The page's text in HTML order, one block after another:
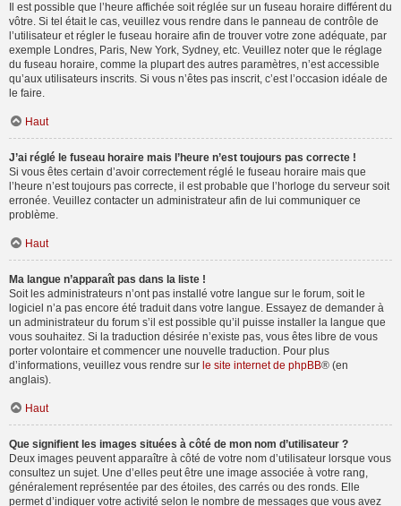
Il est possible que l’heure affichée soit réglée sur un fuseau horaire différent du
vôtre. Si tel était le cas, veuillez vous rendre dans le panneau de contrôle de
l’utilisateur et régler le fuseau horaire afin de trouver votre zone adéquate, par
exemple Londres, Paris, New York, Sydney, etc. Veuillez noter que le réglage
du fuseau horaire, comme la plupart des autres paramètres, n’est accessible
qu’aux utilisateurs inscrits. Si vous n’êtes pas inscrit, c’est l’occasion idéale de
le faire.
Haut
J’ai réglé le fuseau horaire mais l’heure n’est toujours pas correcte !
Si vous êtes certain d’avoir correctement réglé le fuseau horaire mais que
l’heure n’est toujours pas correcte, il est probable que l’horloge du serveur soit
erronée. Veuillez contacter un administrateur afin de lui communiquer ce
problème.
Haut
Ma langue n’apparaît pas dans la liste !
Soit les administrateurs n’ont pas installé votre langue sur le forum, soit le
logiciel n’a pas encore été traduit dans votre langue. Essayez de demander à
un administrateur du forum s’il est possible qu’il puisse installer la langue que
vous souhaitez. Si la traduction désirée n’existe pas, vous êtes libre de vous
porter volontaire et commencer une nouvelle traduction. Pour plus
d’informations, veuillez vous rendre sur le site internet de phpBB® (en
anglais).
Haut
Que signifient les images situées à côté de mon nom d’utilisateur ?
Deux images peuvent apparaître à côté de votre nom d’utilisateur lorsque vous
consultez un sujet. Une d’elles peut être une image associée à votre rang,
généralement représentée par des étoiles, des carrés ou des ronds. Elle
permet d’indiquer votre activité selon le nombre de messages que vous avez